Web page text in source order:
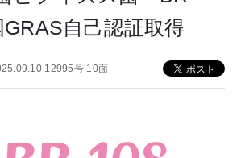
自己認証取得
12995号 10面